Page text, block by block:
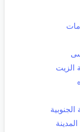
الزيت
المدينة